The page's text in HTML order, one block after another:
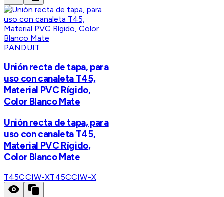
PANDUIT
Unión recta de tapa, para
uso con canaleta T45,
Material PVC Rígido,
Color Blanco Mate
Unión recta de tapa, para
uso con canaleta T45,
Material PVC Rígido,
Color Blanco Mate
T45CCIW-XT45CCIW-X